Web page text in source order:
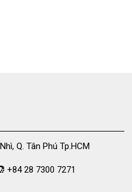
Q. Tân Phú Tp.HCM
+84 28 7300 7271